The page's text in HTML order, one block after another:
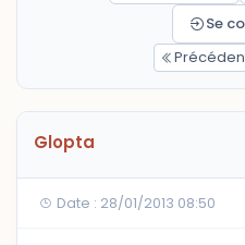
Se
Glopta
Date : 28/01/2013 08:50